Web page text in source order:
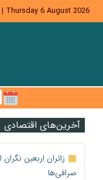
Thursday 6 August 2026
|
آخرین‌های اقتصادی
زائران اربعین
صرافی‌ها